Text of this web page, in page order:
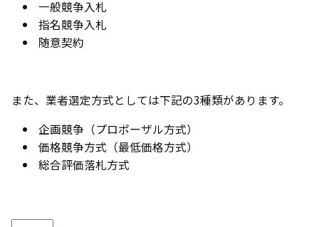
一般競争入札
指名競争入札
随意契約
また、業者選定方式としては下記の3種類があります。
企画競争（プロポーザル方式）
価格競争方式（最低価格方式）
総合評価落札方式